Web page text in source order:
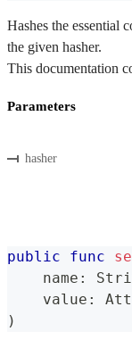
Hashes the essential
the given hasher.
This documentation
Parameters
hasher
public func
    name
:
    value
:
)